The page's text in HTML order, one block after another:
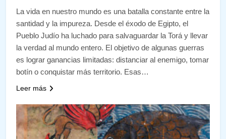
La vida en nuestro mundo es una batalla constante entre la
santidad y la impureza. Desde el éxodo de Egipto, el
Pueblo Judío ha luchado para salvaguardar la Torá y llevar
la verdad al mundo entero. El objetivo de algunas guerras
es lograr ganancias limitadas: distanciar al enemigo, tomar
botín o conquistar más territorio. Esas…
Leer más